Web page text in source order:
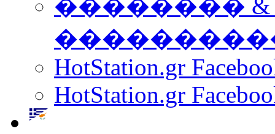
��������
HotStation.gr
HotStation.gr